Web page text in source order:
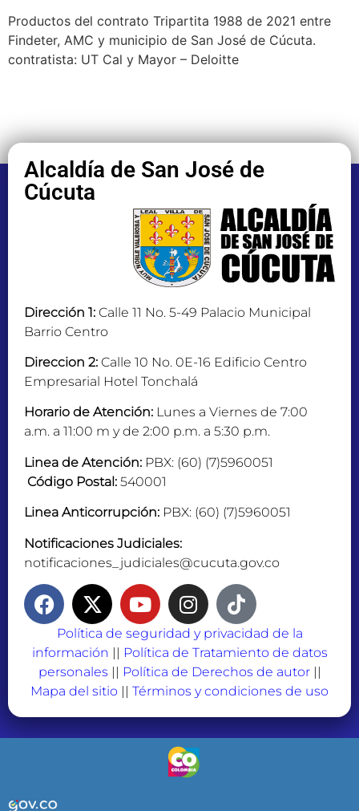
Productos del contrato Tripartita 1988 de 2021 entre
Findeter, AMC y municipio de San José de Cúcuta.
contratista: UT Cal y Mayor – Deloitte
Alcaldía de San José de
Cúcuta
Dirección 1: Calle 11 No. 5-49 Palacio Municipal
Barrio Centro
Direccion 2: Calle 10 No. 0E-16 Edificio Centro
Empresarial Hotel Tonchalá
Horario de Atención: Lunes a Viernes de 7:00
a.m. a 11:00 m y de 2:00 p.m. a 5:30 p.m.
Linea de Atención: PBX: (60) (7)5960051
Código Postal: 540001
Linea Anticorrupción: PBX: (60) (7)5960051
Notificaciones Judiciales:
notificaciones_judiciales@cucuta.gov.co
Política de seguridad y privacidad de la
información || Política de Tratamiento de datos
personales || Política de Derechos de autor||
Mapa del sitio || Términos y condiciones de uso